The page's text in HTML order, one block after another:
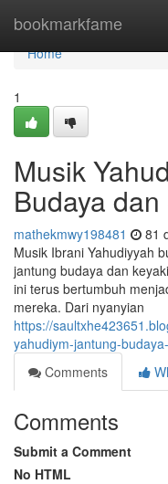
bookmarkfame
Home
Home
1
Musik
Budaya
mathekmwy198481 81
Musik Ibrani Yahudiyyah
jantung budaya dan
ini terus bertumbuh
mereka. Dari nyanyian
https://
yahudiym-jantung-
Comments
Comments
Submit a Comment
No HTML